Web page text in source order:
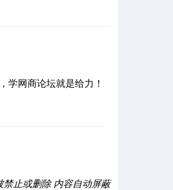
学网商论坛就是给力！
禁止或删除 内容自动屏蔽